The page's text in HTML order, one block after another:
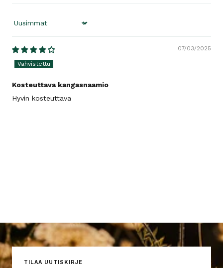
Sort by
07/03/2025
Kosteuttava kangasnaamio
Hyvin kosteuttava
TILAA UUTISKIRJE